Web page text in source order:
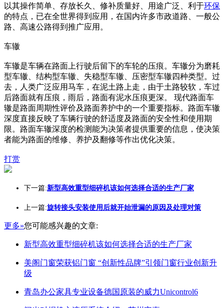
以其操作简单、存放长久、修补质量好、用途广泛、利于环保
的特点，已在全世界得到应用，在国内许多市政道路、一般公
路、高速公路得到推广应用。
车辙
车辙是车辆在路面上行驶后留下的车轮的压痕。车辙分为磨耗
型车辙、结构型车辙、失稳型车辙、压密型车辙四种类型。过
去，人类广泛应用马车，在泥土路上走，由于土路较软，车过
后路面就有压痕，雨后，路面有泥水压痕更深。 现代路面车
辙是路面周期性评价及路面养护中的一个重要指标。路面车辙
深度直接反映了车辆行驶的舒适度及路面的安全性和使用期
限。路面车辙深度的检测能为决策者提供重要的信息，使决策
者能为路面的维修、养护及翻修等作出优化决策。
打赏
下一篇:新型高效重型细碎机该如何选择合适的生产厂家
上一篇:旋转接头安装使用后就开始泄漏的原因及处理对策
更多»您可能感兴趣的文章:
新型高效重型细碎机该如何选择合适的生产厂家
美阁门窗荣获铝门窗 “创新性品牌”引领门窗行业创新升
级
青岛办公家具专业设备德国原装的威力Unicontrol6